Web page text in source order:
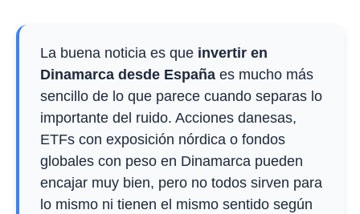
La buena noticia es que invertir en
Dinamarca desde España es mucho más
sencillo de lo que parece cuando separas lo
importante del ruido. Acciones danesas,
ETFs con exposición nórdica o fondos
globales con peso en Dinamarca pueden
encajar muy bien, pero no todos sirven para
lo mismo ni tienen el mismo sentido según